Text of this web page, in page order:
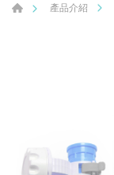
產品介紹